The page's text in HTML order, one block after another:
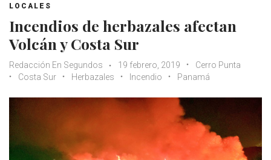
LOCALES
Incendios de herbazales afectan
Volcán y Costa Sur
Redacción En Segundos 19 febrero, 2019
Cerro Punta
Costa Sur
Herbazales Incendio Panamá